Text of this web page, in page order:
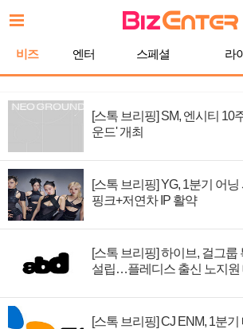
비즈 엔터 스페셜 라
[스톡 브리핑] SM, 엔시티 10
운드' 개최
[스톡 브리핑] YG, 1분기 어
핑크+저연차 IP 활약
[스톡 브리핑] 하이브, 걸그룹
설립…플레디스 출신 노지원
[스톡 브리핑] CJ ENM, 1분